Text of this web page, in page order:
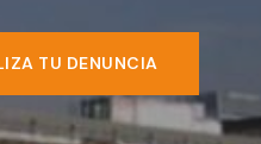
TU DENUNCIA